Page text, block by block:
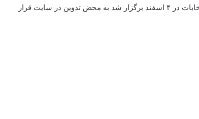
انشاالله به زودی مهندسی سیاسی انقلاب اسلامی ۳ هم که برای انتخابات در ۴ اسفند برگزار شد به محض تدوین در سایت قرار